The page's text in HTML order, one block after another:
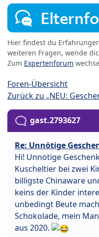
Hier findest du
weiteren Fragen, wende
Zum Expertenforum
Foren-Übersicht
Zurück zu „NEU:
gast.2793627
Re: Unnötige
Hi! Unnötige
Kuscheltier bei zwei
billigste Chinaware
keins der Kinder
unbedingt Beute
Schokolade, mein
aus 2020.